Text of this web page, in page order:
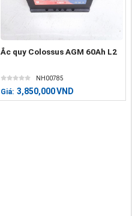
Ắc quy Colossus AGM 60Ah L2
NH00785
Giá: 3,850,000VND